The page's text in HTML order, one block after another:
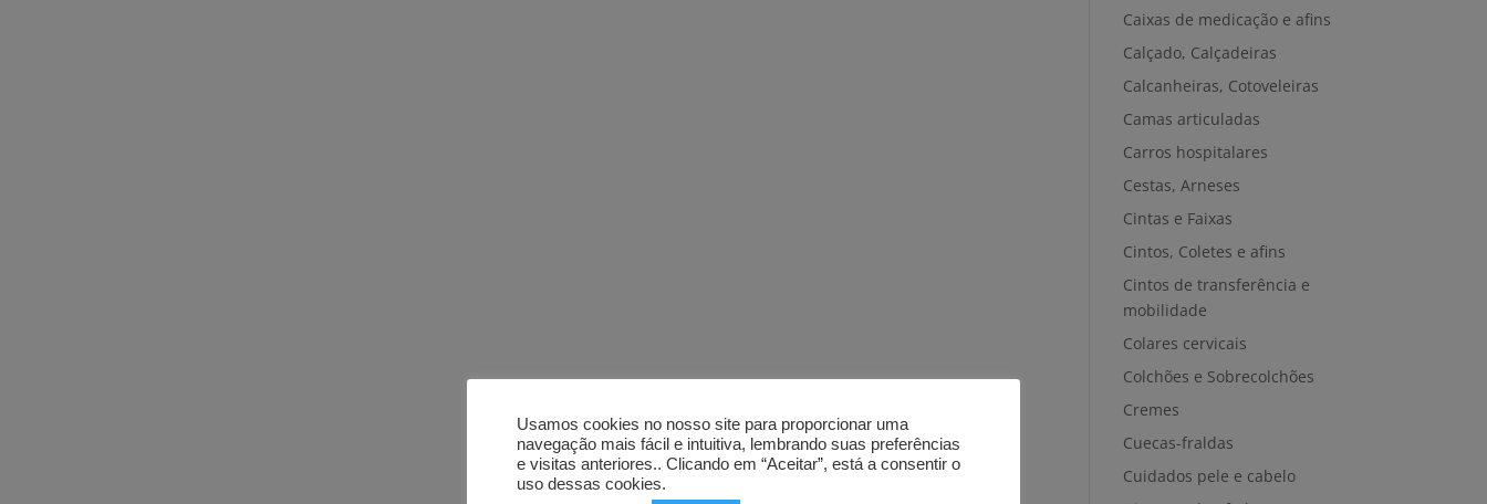
Caixas de medicação e afins
Calçado, Calçadeiras
Calcanheiras, Cotoveleiras
Camas articuladas
Carros hospitalares
Cestas, Arneses
Cintas e Faixas
Cintos, Coletes e afins
Cintos de transferência e
mobilidade
Colares cervicais
Colchões e Sobrecolchões
Cremes
Cuecas-fraldas
Cuidados pele e cabelo
Usamos cookies no nosso site para proporcionar uma
navegação mais fácil e intuitiva, lembrando suas preferências
e visitas anteriores.. Clicando em “Aceitar”, está a consentir o
uso dessas cookies.